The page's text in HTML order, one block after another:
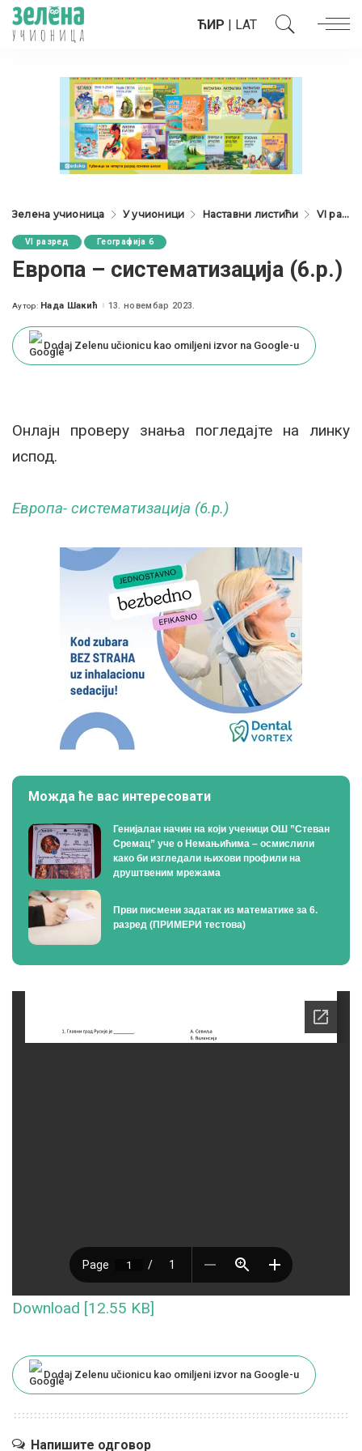
ЋИР | LAT
Зелена учионица У учионици Наставни листићи VI разред
VI разред Географија 6
Европа – систематизација (6.р.)
Posted
Аутор: Нада Шакић 13. новембар 2023.
Dodaj Zelenu učionicu kao omiljeni izvor na Google-u
Онлајн проверу знања погледајте на линку
испод.
Европа- систематизација (6.р.)
Можда ће вас интересовати
Генијалан начин на који ученици ОШ ”Стеван
Сремац” уче о Немањићима – осмислили
како би изгледали њихови профили на
друштвеним мрежама
Први писмени задатак из математике за 6.
разред (ПРИМЕРИ тестова)
Download [12.55 KB]
Dodaj Zelenu učionicu kao omiljeni izvor na Google-u
Напишите одговор